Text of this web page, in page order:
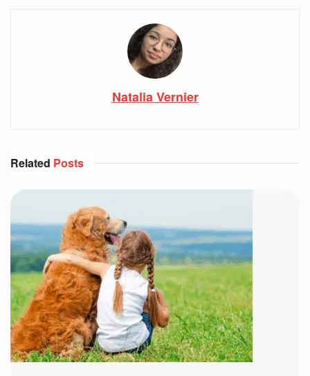
Natalia Vernier
Related Posts